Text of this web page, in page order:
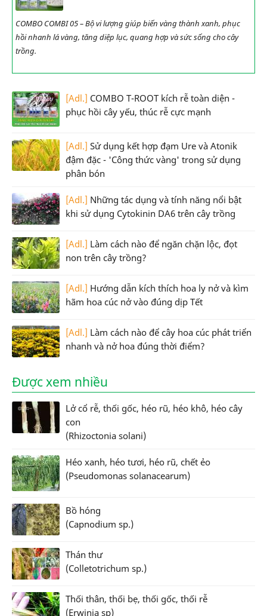
COMBO COMBI 05 – Bộ vi lượng giúp biến vàng thành xanh, phục
hồi nhanh lá vàng, tăng diệp lục, quang hợp và sức sống cho cây
trồng.
[Adl.] COMBO T-ROOT kích rễ toàn diện -
phục hồi cây yếu, thúc rễ cực mạnh
[Adl.] Sử dụng kết hợp đạm Ure và Atonik
đậm đặc - 'Công thức vàng' trong sử dụng
phân bón
[Adl.] Những tác dụng và tính năng nổi bật
khi sử dụng Cytokinin DA6 trên cây trồng
[Adl.] Làm cách nào để ngăn chặn lộc, đọt
non trên cây trồng?
[Adl.] Hướng dẫn kích thích hoa ly nở và kìm
hãm hoa cúc nở vào đúng dịp Tết
[Adl.] Làm cách nào để cây hoa cúc phát triển
nhanh và nở hoa đúng thời điểm?
Được xem nhiều
Lở cổ rễ, thối gốc, héo rũ, héo khô, héo cây
con
(Rhizoctonia solani)
Héo xanh, héo tươi, héo rũ, chết ẻo
(Pseudomonas solanacearum)
Bồ hóng
(Capnodium sp.)
Thán thư
(Colletotrichum sp.)
Thối thân, thối bẹ, thối gốc, thối rễ
(Erwinia sp)